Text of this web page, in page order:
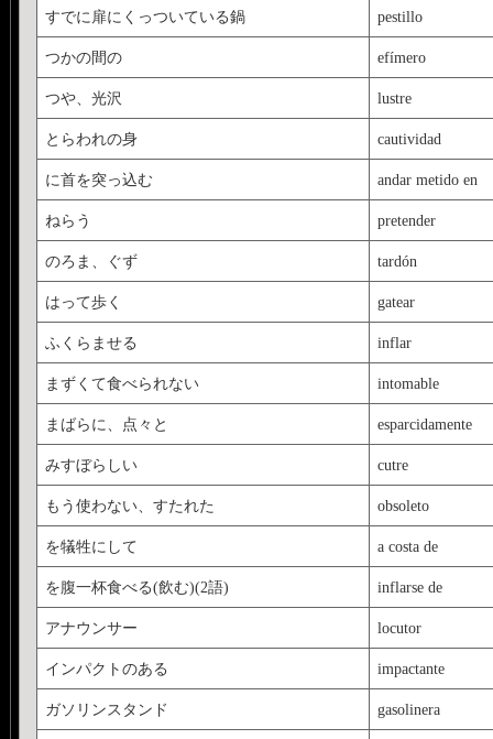
すでに扉にくっついている鍋 pestillo
つかの間の efímero
つや、光沢 lustre
とらわれの身 cautividad
に首を突っ込む andar metido en
ねらう pretender
のろま、ぐず tardón
はって歩く gatear
ふくらませる inflar
まずくて食べられない intomable
まばらに、点々と esparcidamente
みすぼらしい cutre
もう使わない、すたれた obsoleto
を犠牲にして a costa de
を腹一杯食べる(飲む)(2語) inflarse de
アナウンサー locutor
インパクトのある impactante
ガソリンスタンド gasolinera